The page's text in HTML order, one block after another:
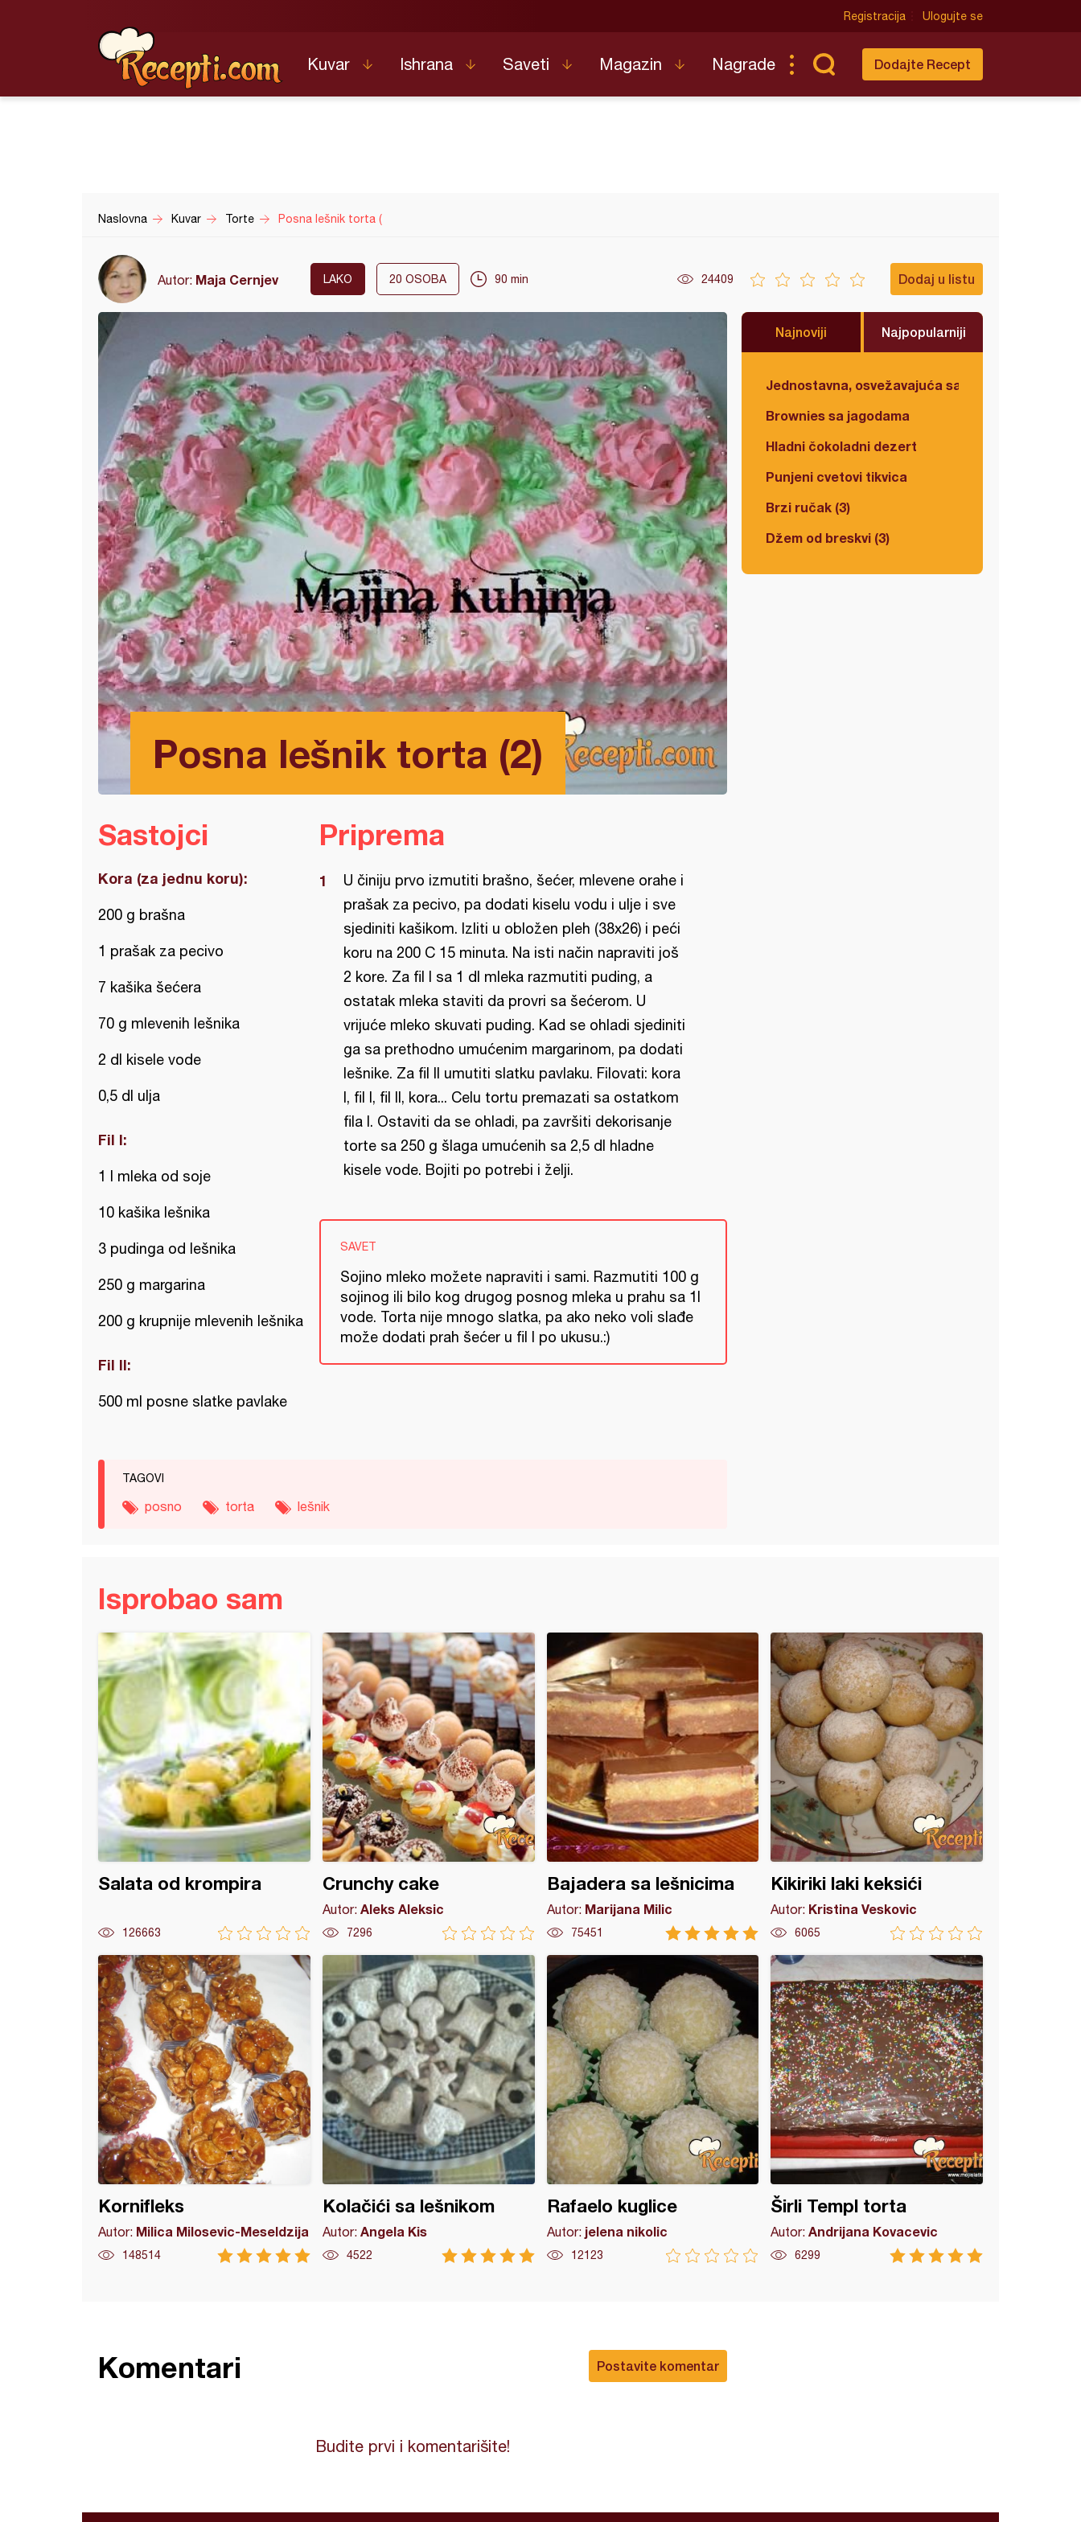
Registracija Ulogujte se
Kuvar Ishrana Saveti Magazin Nagrade Dodajte Recept
Naslovna Kuvar Torte Posna lešnik torta (
Autor: Maja Cernjev LAKO 20 OSOBA 90 min 24409 Dodaj u listu
Posna lešnik torta (2)
Najnoviji Najpopularniji
Jednostavna, osvežavajuća salata
Brownies sa jagodama
Hladni čokoladni dezert
Punjeni cvetovi tikvica
Brzi ručak (3)
Džem od breskvi (3)
Sastojci
Kora (za jednu koru):
200 g brašna
1 prašak za pecivo
7 kašika šećera
70 g mlevenih lešnika
2 dl kisele vode
0,5 dl ulja
Fil I:
1 l mleka od soje
10 kašika lešnika
3 pudinga od lešnika
250 g margarina
200 g krupnije mlevenih lešnika
Fil II:
500 ml posne slatke pavlake
Priprema
U činiju prvo izmutiti brašno, šećer, mlevene orahe i
prašak za pecivo, pa dodati kiselu vodu i ulje i sve
sjediniti kašikom. Izliti u obložen pleh (38x26) i peći
koru na 200 C 15 minuta. Na isti način napraviti još
2 kore. Za fil I sa 1 dl mleka razmutiti puding, a
ostatak mleka staviti da provri sa šećerom. U
vrijuće mleko skuvati puding. Kad se ohladi sjediniti
ga sa prethodno umućenim margarinom, pa dodati
lešnike. Za fil II umutiti slatku pavlaku. Filovati: kora
I, fil I, fil II, kora... Celu tortu premazati sa ostatkom
fila I. Ostaviti da se ohladi, pa završiti dekorisanje
torte sa 250 g šlaga umućenih sa 2,5 dl hladne
kisele vode. Bojiti po potrebi i želji.
SAVET
Sojino mleko možete napraviti i sami. Razmutiti 100 g
sojinog ili bilo kog drugog posnog mleka u prahu sa 1l
vode. Torta nije mnogo slatka, pa ako neko voli slađe
može dodati prah šećer u fil I po ukusu.:)
TAGOVI
posno torta lešnik
Isprobao sam
Salata od krompira
126663
Crunchy cake
Autor: Aleks Aleksic
7296
Bajadera sa lešnicima
Autor: Marijana Milic
75451
Kikiriki laki keksići
Autor: Kristina Veskovic
6065
Kornifleks
Autor: Milica Milosevic-Meseldzija
148514
Kolačići sa lešnikom
Autor: Angela Kis
4522
Rafaelo kuglice
Autor: jelena nikolic
12123
Širli Templ torta
Autor:Andrijana Kovacevic
6299
Postavite komentar
Komentari
Budite prvi i komentarišite!